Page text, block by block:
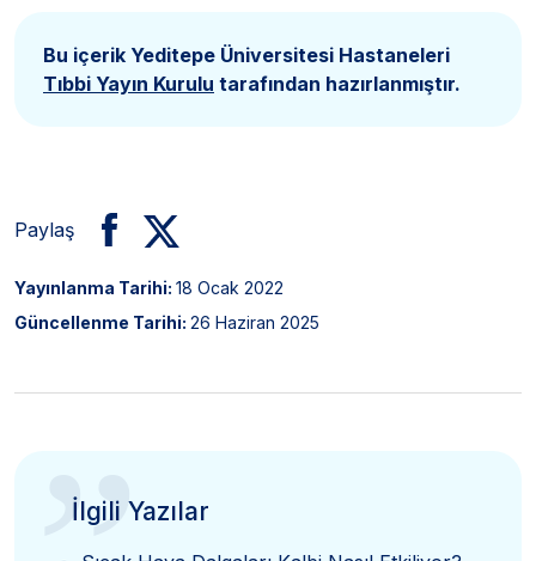
Bu içerik Yeditepe Üniversitesi Hastaneleri
Tıbbi Yayın Kurulu tarafından hazırlanmıştır.
Paylaş
Yayınlanma Tarihi: 18 Ocak 2022
Güncellenme Tarihi: 26 Haziran 2025
İlgili Yazılar